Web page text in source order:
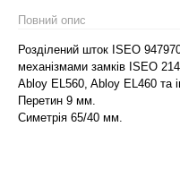
Повний опис
Розділений шток ISEO
механізмами замків ISEO
Abloy EL560, Abloy EL460 та
Перетин 9 мм.
Симетрія 65/40 мм.